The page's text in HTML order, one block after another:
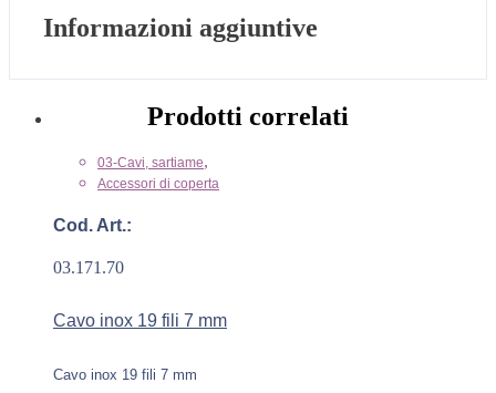
Informazioni aggiuntive
Prodotti correlati
03-Cavi, sartiame,
Accessori di coperta
Cod. Art.:
03.171.70
Cavo inox 19 fili 7 mm
Cavo inox 19 fili 7 mm